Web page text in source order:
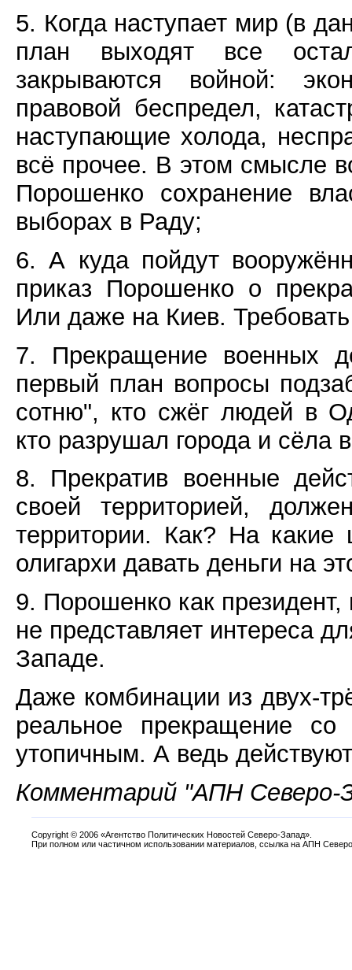
5. Когда наступает мир (в
план выходят все
закрываются войной:
правовой беспредел,
наступающие холода,
всё прочее. В этом смысле
Порошенко сохранение
выборах в Раду;
6. А куда пойдут
приказ Порошенко о
Или даже на Киев.
7. Прекращение военных
первый план вопросы
сотню", кто сжёг людей в
кто разрушал города и сёла
8. Прекратив военные
своей территорией,
территории. Как? На
олигархи давать деньги на
9. Порошенко как
не представляет интереса
Западе.
Даже комбинации из двух-
реальное прекращение
утопичным. А ведь
Комментарий "АПН Северо-
Copyright © 2006 «Агентство Политических Новостей Северо-Запад».
При полном или частичном использовании материалов, ссылка на АПН